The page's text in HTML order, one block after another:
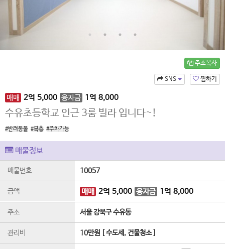
주소복사
찜하기
SNS
매매 2억 5,000 융자금 1 억 8,000
수유초등학교 인근 3룸 빌라 입니다~!
#반려동물 #복층 #주차가능
매물정보
매물번호 10057
금액 매매 2억 5,000 융자금 1 억 8,000
주소 서울 강북구 수유동
관리비 10만원 [ 수도세, 건물청소 ]